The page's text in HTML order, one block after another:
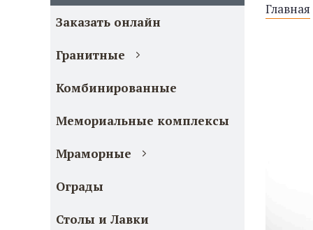
Заказать онлайн
Гранитные
Комбинированные
Мемориальные комплексы
Мраморные
Ограды
Столы и Лавки
Главная